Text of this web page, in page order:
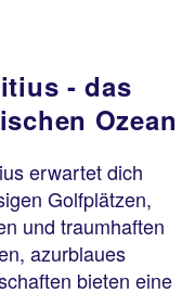
- das
Ozean
erwartet dich
Golfplätzen,
und traumhaften
azurblaues
bieten eine